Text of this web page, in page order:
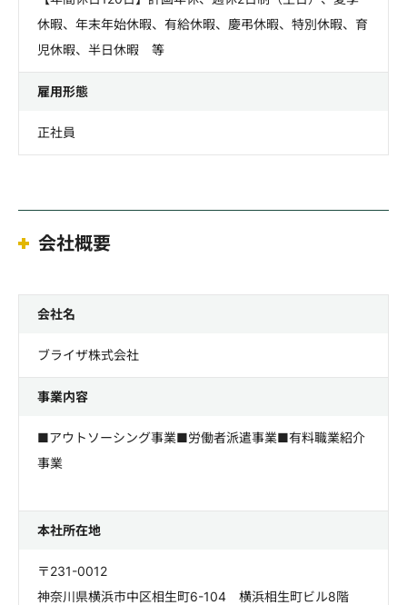
休暇、年末年始休暇、有給休暇、慶弔休暇、特別休暇、育
児休暇、半日休暇 等
雇用形態
正社員
会社概要
会社名
ブライザ株式会社
事業内容
■アウトソーシング事業■労働者派遣事業■有料職業紹介
事業
本社所在地
〒231-0012
神奈川県横浜市中区相生町6-104 横浜相生町ビル8階